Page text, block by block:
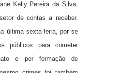
Kelly Pereira da Silva,
de contas a receber.
última sexta-feira, por se
públicos para cometer
e por formação de